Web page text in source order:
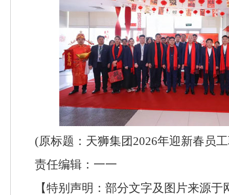
(原标题：天狮集团2026年迎新春员
责任编辑：一一
【特别声明：部分文字及图片来源